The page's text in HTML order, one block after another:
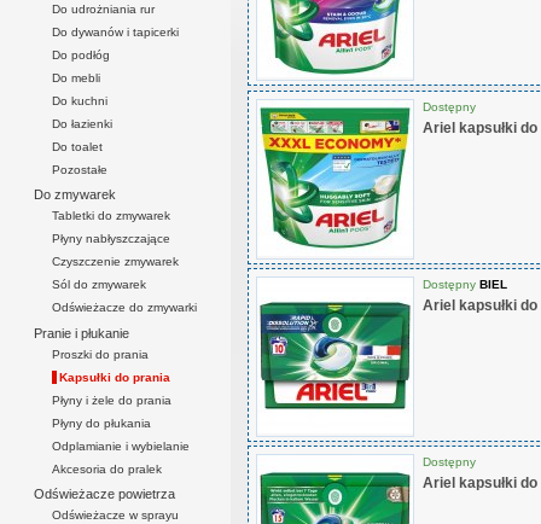
Do udrożniania rur
Do dywanów i tapicerki
Do podłóg
Do mebli
Do kuchni
Do łazienki
Do toalet
Pozostałe
Do zmywarek
Tabletki do zmywarek
Płyny nabłyszczające
Czyszczenie zmywarek
Sól do zmywarek
Odświeżacze do zmywarki
Pranie i płukanie
Proszki do prania
Kapsułki do prania
Płyny i żele do prania
Płyny do płukania
Odplamianie i wybielanie
Akcesoria do pralek
Odświeżacze powietrza
Odświeżacze w sprayu
Dostępny
Ariel kapsułki
Dostępny BIEL
Ariel kapsułki
Dostępny
Ariel kapsułki